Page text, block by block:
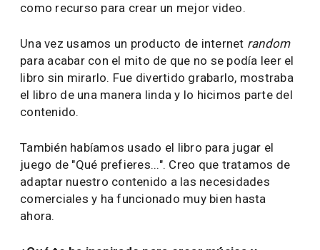
como recurso para crear un mejor video.
Una vez usamos un producto de internet random
para acabar con el mito de que no se podía leer el
libro sin mirarlo. Fue divertido grabarlo, mostraba
el libro de una manera linda y lo hicimos parte del
contenido.
También habíamos usado el libro para jugar el
juego de "Qué prefieres...". Creo que tratamos de
adaptar nuestro contenido a las necesidades
comerciales y ha funcionado muy bien hasta
ahora.